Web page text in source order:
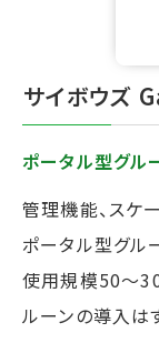
サイボウズ
ポータル型グル
管理機能、スケ
ポータル型グル
使用規模50～
ルーンの導入は